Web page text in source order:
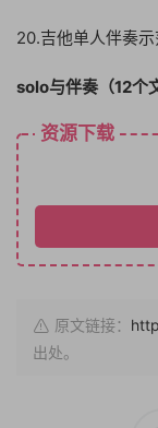
20.吉他单人伴奏
solo与伴奏（12个
资源下载
原文链接：
出处。